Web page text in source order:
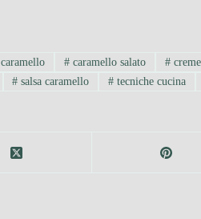
caramello # caramello salato #
# salsa caramello # tecniche cucina